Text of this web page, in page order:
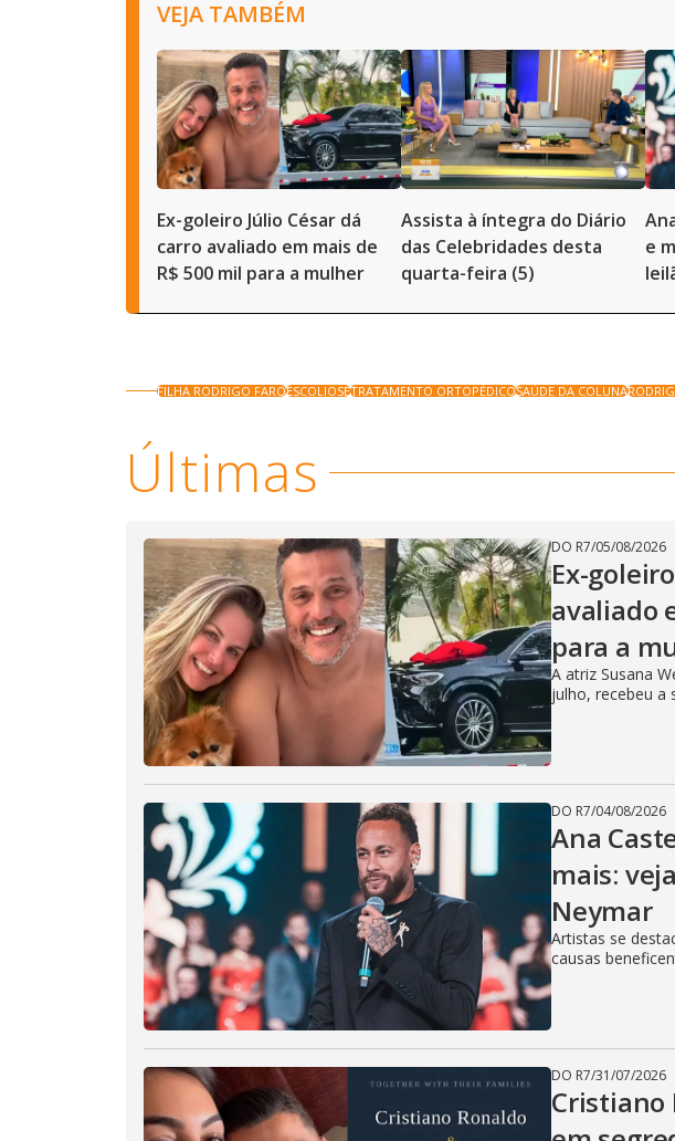
VEJA TAMBÉM
Ex-goleiro Júlio César dá
carro avaliado em mais de
R$ 500 mil para a mulher
Assista à íntegra do Diário
das Celebridades desta
quarta-feira (5)
e
FILHA RODRIGO FAROESCOLIOSETRATAMENTO ORTOPÉDICOSAÚDE DA COLUNA
Últimas
DO R7/05/08/2026
Ex-
avaliado
para a
A atriz Susana
julho, recebeu a
DO R7/04/08/2026
Ana
mais:
Neymar
Artistas se
causas
DO R7/31/07/2026
Cristiano